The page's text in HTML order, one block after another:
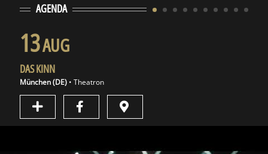
AGENDA
13AUG
DAS KINN
München (DE) • Theatron